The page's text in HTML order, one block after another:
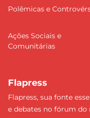
Polêmicas e
Ações Sociais e
Comunitárias
Flapress
Flapress, sua fonte
e debates no fórum do